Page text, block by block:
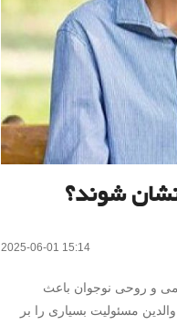
شوند؟
2025-06-01 15:14
و روحی نوجوان باعث
مسئولیت بسیاری را بر